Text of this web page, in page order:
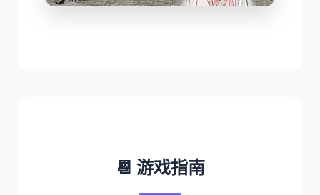
📆 游戏指南